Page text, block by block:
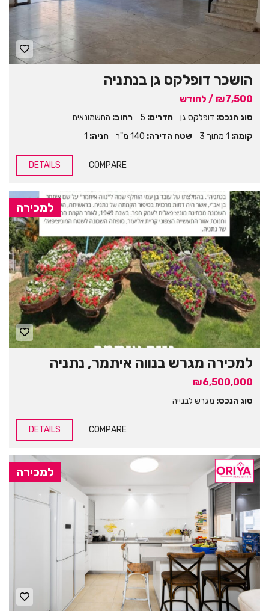
הושכר דופלקס גן בנתניה
₪7,500 / לחודש
סוג הנכס: דופלקס גן חדרים: 5 רחוב: החשמונאים
קומה: 1 מתוך 3 שטח הדירה: 140 מ"ר חניה: 1
COMPARE
DETAILS
למכירה
למכירה מגרש בנווה איתמר, נתניה
₪6,500,000
סוג הנכס: מגרש לבנייה
COMPARE
DETAILS
למכירה